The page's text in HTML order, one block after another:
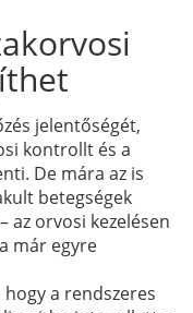
jelentőségét,
kontrollt és a
De mára az is
betegségek
az orvosi kezelésen
már egyre
a rendszeres